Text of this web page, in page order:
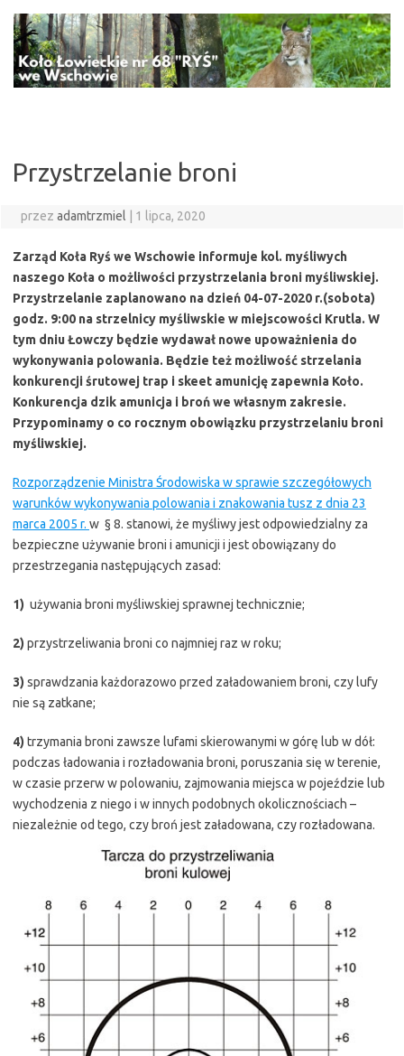
treści
Przystrzelanie broni
przez adamtrzmiel 1 lipca, 2020
Zarząd Koła Ryś we Wschowie informuje kol. myśliwych
naszego Koła o możliwości przystrzelania broni myśliwskiej.
Przystrzelanie zaplanowano na dzień 04-07-2020 r.(sobota)
godz. 9:00 na strzelnicy myśliwskie w miejscowości Krutla. W
tym dniu Łowczy będzie wydawał nowe upoważnienia do
wykonywania polowania. Będzie też możliwość strzelania
konkurencji śrutowej trap i skeet amunicję zapewnia Koło.
Konkurencja dzik amunicja i broń we własnym zakresie.
Przypominamy o co rocznym obowiązku przystrzelaniu broni
myśliwskiej.
Rozporządzenie Ministra Środowiska w sprawie szczegółowych
warunków wykonywania polowania i znakowania tusz z dnia 23
marca 2005 r. w § 8. stanowi, że myśliwy jest odpowiedzialny za
bezpieczne używanie broni i amunicji i jest obowiązany do
przestrzegania następujących zasad:
1) używania broni myśliwskiej sprawnej technicznie;
2) przystrzeliwania broni co najmniej raz w roku;
3) sprawdzania każdorazowo przed załadowaniem broni, czy lufy
nie są zatkane;
4) trzymania broni zawsze lufami skierowanymi w górę lub w dół:
podczas ładowania i rozładowania broni, poruszania się w terenie,
w czasie przerw w polowaniu, zajmowania miejsca w pojeździe lub
wychodzenia z niego i w innych podobnych okolicznościach –
niezależnie od tego, czy broń jest załadowana, czy rozładowana.